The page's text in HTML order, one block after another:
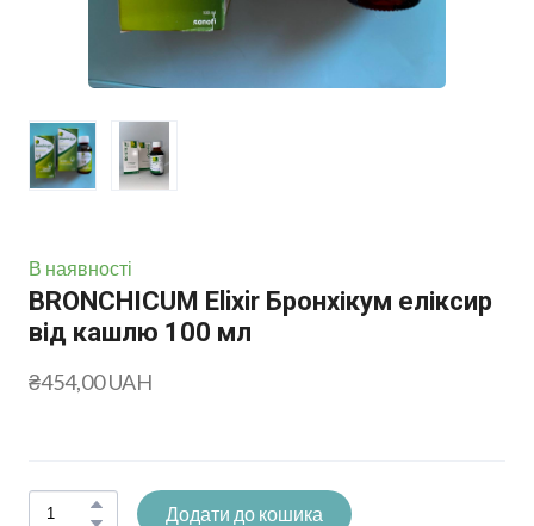
В наявності
BRONCHICUM Elixir Бронхікум еліксир
від кашлю 100 мл
₴454,00 UAH
Додати до кошика